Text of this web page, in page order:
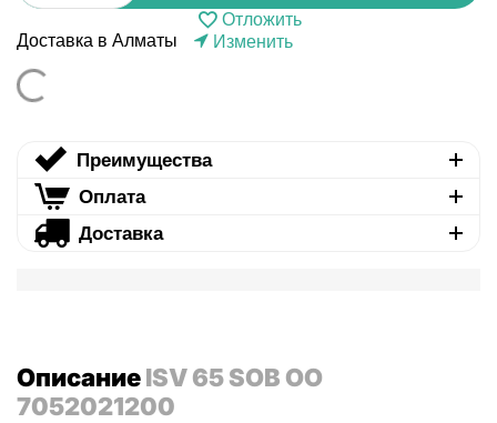
Отложить
Доставка в Алматы
Изменить
Преимущества
Оплата
Доставка
ОписаниеISV 65 SOB OO
7052021200